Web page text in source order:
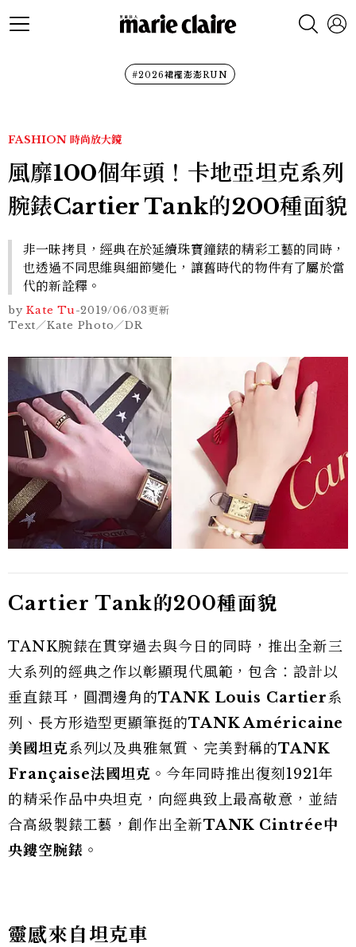
#2026裙襬澎澎RUN
FASHION 時尚放大鏡
風靡100個年頭！卡地亞坦克系列
腕錶Cartier Tank的200種面貌
非一昧拷貝，經典在於延續珠寶鐘錶的精彩工藝的同時，
也透過不同思維與細節變化，讓舊時代的物件有了屬於當
代的新詮釋。
by Kate Tu-2019/06/03更新
Text／Kate Photo／DR
Cartier Tank的200種面貌
TANK腕錶在貫穿過去與今日的同時，推出全新三
大系列的經典之作以彰顯現代風範，包含：設計以
垂直錶耳，圓潤邊角的TANK Louis Cartier系
列、長方形造型更顯筆挺的TANK Américaine
美國坦克系列以及典雅氣質、完美對稱的TANK
Française法國坦克 。今年同時推出復刻1921年
的精采作品中央坦克，向經典致上最高敬意，並結
合高級製錶工藝，創作出全新TANK Cintrée中
央鏤空腕錶 。
靈感來自坦克車